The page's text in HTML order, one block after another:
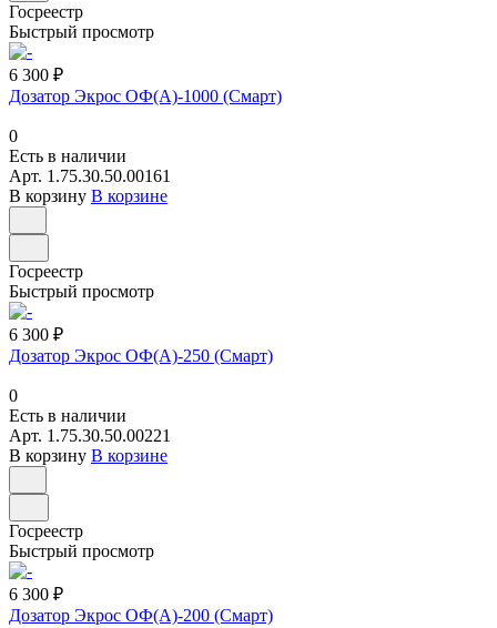
Госреестр
Быстрый просмотр
6 300 ₽
Дозатор Экрос ОФ(А)-1000 (Смарт)
0
Есть в наличии
Арт. 1.75.30.50.00161
В корзину В корзине
Госреестр
Быстрый просмотр
6 300 ₽
Дозатор Экрос ОФ(А)-250 (Смарт)
0
Есть в наличии
Арт. 1.75.30.50.00221
В корзину В корзине
Госреестр
Быстрый просмотр
6 300 ₽
Дозатор Экрос ОФ(А)-200 (Смарт)